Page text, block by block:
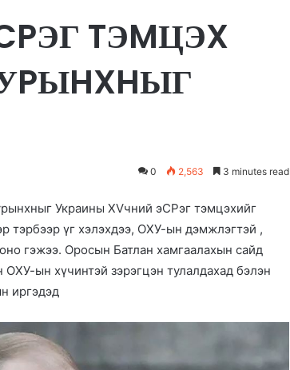
TЭMЦЭX
0 2,563 3 minutes read
Украины XVчний эCPэг тэмцэхийг
тэрбээр үг хэлэхдээ, ОХУ-ын дэмжлэгтэй ,
гэжээ. Оросын Батлан ​​хамгаалахын сайд
ын хүчинтэй зэрэгцэн тулалдахад бэлэн
иргэдэд